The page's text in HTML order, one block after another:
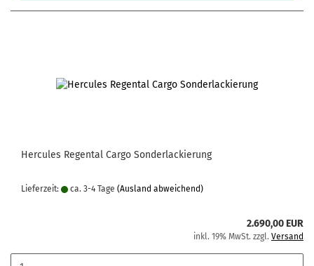
Hercules Regental Cargo Sonderlackierung
Lieferzeit: ca. 3-4 Tage (Ausland abweichend)
2.690,00 EUR
inkl. 19% MwSt. zzgl. Versand